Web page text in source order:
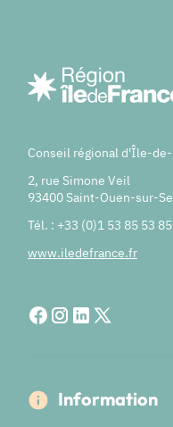
Conseil régional d'Île-
2, rue Simone Veil
93400 Saint-Ouen-sur-
Tél. : +33 (0)1 53 85 53 85
www.iledefrance.fr
Information